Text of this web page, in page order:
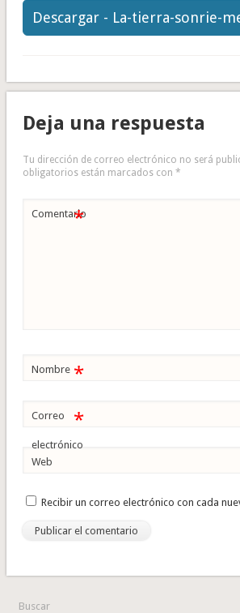
Descargar - La-tierra-sonrie-
Deja una respuesta
Tu dirección de correo electrónico no será
obligatorios están marcados con *
Comentario
*
Nombre *
Correo
electrónico
*
Web
Recibir un correo electrónico con cada
Buscar